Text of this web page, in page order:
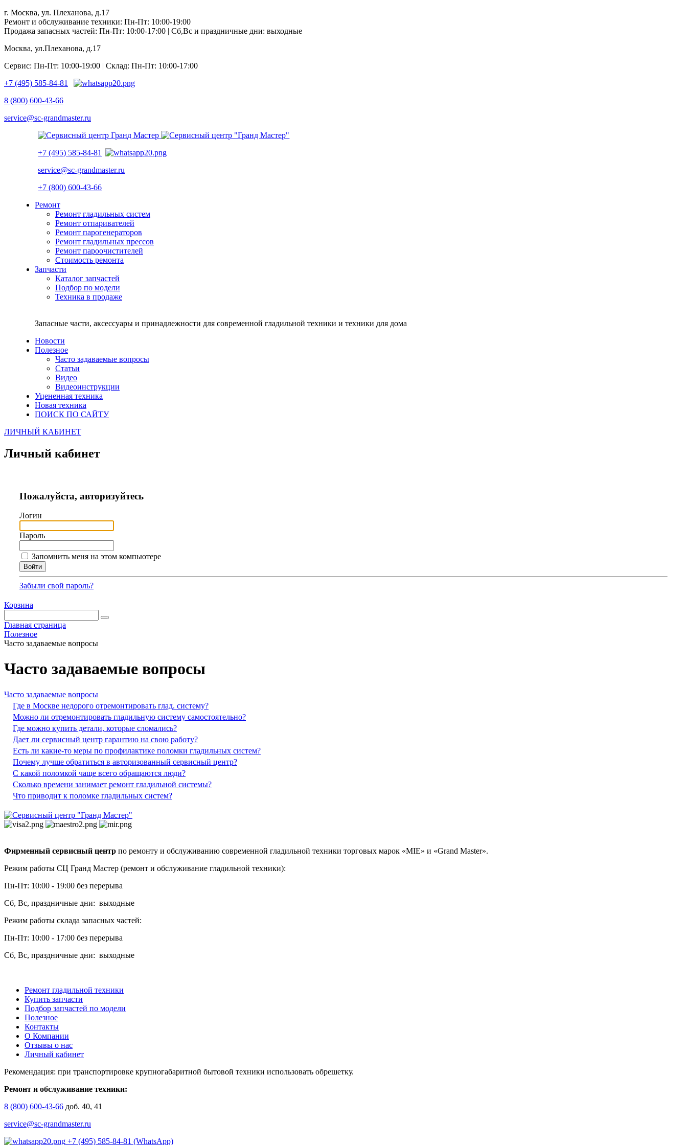
г. Москва, ул. Плеханова, д.17
Ремонт и обслуживание техники: Пн-Пт: 10:00-19:00
Продажа запасных частей: Пн-Пт: 10:00-17:00 | Сб,Вс и праздничные дни: выходные
Москва, ул.Плеханова, д.17
Сервис: Пн-Пт: 10:00-19:00 | Склад: Пн-Пт: 10:00-17:00
+7 (495) 585-84-81
8 (800) 600-43-66
service@sc-grandmaster.ru
+7 (495) 585-84-81
service@sc-grandmaster.ru
+7 (800) 600-43-66
Ремонт
Ремонт гладильных систем
Ремонт отпаривателей
Ремонт парогенераторов
Ремонт гладильных прессов
Ремонт пароочистителей
Стоимость ремонта
Запчасти
Каталог запчастей
Подбор по модели
Техника в продаже
Запасные части, аксессуары и принадлежности для современной гладильной техники и техники для дома
Новости
Полезное
Часто задаваемые вопросы
Статьи
Видео
Видеоинструкции
Уцененная техника
Новая техника
ПОИСК ПО САЙТУ
ЛИЧНЫЙ КАБИНЕТ
Личный кабинет
Пожалуйста, авторизуйтесь
Логин
Пароль
Запомнить меня на этом компьютере
Забыли свой пароль?
Корзина
Главная страница
Полезное
Часто задаваемые вопросы
Часто задаваемые вопросы
Часто задаваемые вопросы
Где в Москве недорого отремонтировать глад. систему?
Можно ли отремонтировать гладильную систему самостоятельно?
Где можно купить детали, которые сломались?
Дает ли сервисный центр гарантию на свою работу?
Есть ли какие-то меры по профилактике поломки гладильных систем?
Почему лучше обратиться в авторизованный сервисный центр?
С какой поломкой чаще всего обращаются люди?
Сколько времени занимает ремонт гладильной системы?
Что приводит к поломке гладильных систем?
Фирменный сервисный центр по ремонту и обслуживанию современной гладильной техники торговых марок «MIE» и «Grand Master».
Режим работы СЦ Гранд Мастер (ремонт и обслуживание гладильной техники):
Пн-Пт: 10:00 - 19:00 без перерыва
Сб, Вс, праздничные дни: выходные
Режим работы склада запасных частей:
Пн-Пт: 10:00 - 17:00 без перерыва
Сб, Вс, праздничные дни: выходные
Ремонт гладильной техники
Купить запчасти
Подбор запчастей по модели
Полезное
Контакты
О Компании
Отзывы о нас
Личный кабинет
Рекомендация: при транспортировке крупногабаритной бытовой техники использовать обрешетку.
Ремонт и обслуживание техники:
8 (800) 600-43-66 доб. 40, 41
service@sc-grandmaster.ru
+7 (495) 585-84-81 (WhatsApp)